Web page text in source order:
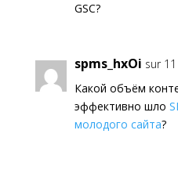
GSC?
spms_hxOi sur
Какой объём
эффективно шло
молодого сайта?